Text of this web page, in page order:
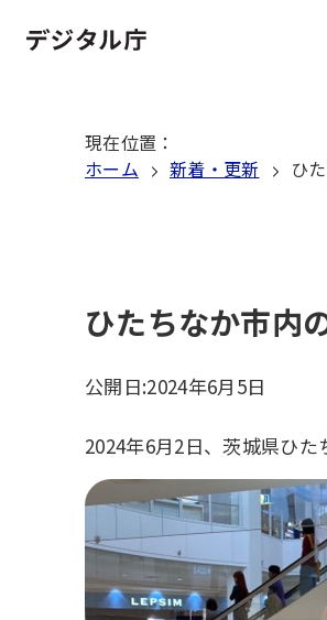
文
現在位置 ：
ホーム
新着・更新 ひ
ひたちなか市内
公開日:2024年6月5日
2024年6月2日、茨城県ひ